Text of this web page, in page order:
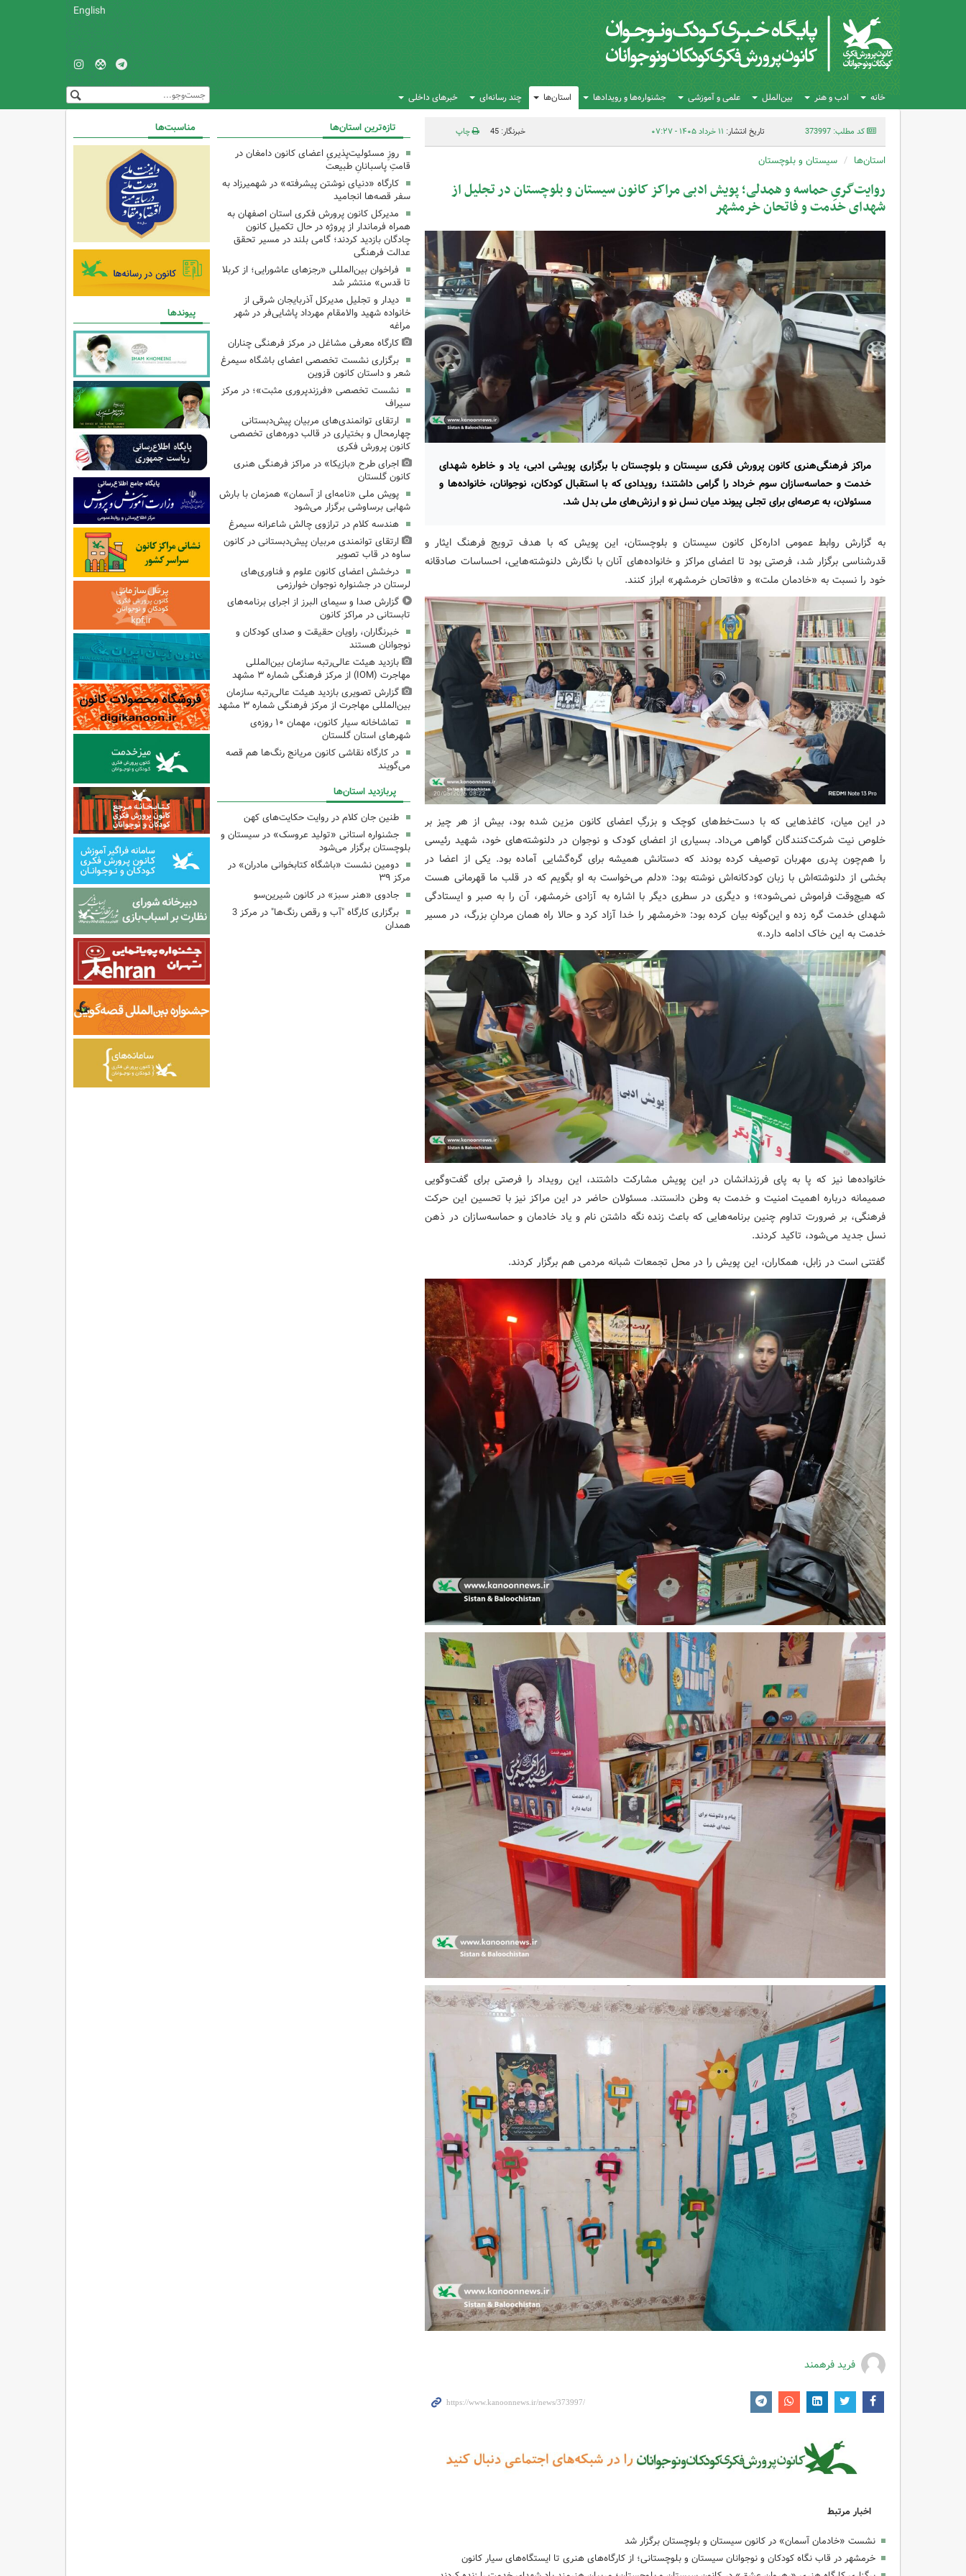
English
خانه ادب و هنر بین‌الملل علمی و آموزشی جشنواره‌ها و رویدادها استان‌ها چند رسانه‌ای خبرهای داخلی
کد مطلب: 373997 تاریخ انتشار: ۱۱ خرداد ۱۴۰۵ - ۰۷:۲۷ خبرنگار: 45 چاپ
استان‌ها سیستان و بلوچستان
روایت‌گریِ حماسه و همدلی؛ پویش ادبی مراکز کانون سیستان و بلوچستان در تجلیل از
شهدای خدمت و فاتحان خرمشهر
مراکز فرهنگی‌هنری کانون پرورش فکری سیستان و بلوچستان با برگزاری پویشی ادبی، یاد و خاطره شهدای
خدمت و حماسه‌سازان سوم خرداد را گرامی داشتند؛ رویدادی که با استقبال کودکان، نوجوانان، خانواده‌ها و
مسئولان، به عرصه‌ای برای تجلی پیوند میان نسل نو و ارزش‌های ملی بدل شد.
به گزارش روابط عمومی اداره‌کل کانون سیستان و بلوچستان، این پویش که با هدف ترویج فرهنگ ایثار و
قدرشناسی برگزار شد، فرصتی بود تا اعضای مراکز و خانواده‌های آنان با نگارش دلنوشته‌هایی، احساسات صادقانه
خود را نسبت به «خادمان ملت» و «فاتحان خرمشهر» ابراز کنند.
در این میان، کاغذهایی که با دست‌خط‌های کوچک و بزرگِ اعضای کانون مزین شده بود، بیش از هر چیز بر
خلوص نیت شرکت‌کنندگان گواهی می‌داد. بسیاری از اعضای کودک و نوجوان در دلنوشته‌های خود، شهید رئیسی
را هم‌چون پدری مهربان توصیف کرده بودند که دستانش همیشه برای گره‌گشایی آماده بود. یکی از اعضا در
بخشی از دلنوشته‌اش با زبان کودکانه‌اش نوشته بود: «دلم می‌خواست به او بگویم که در قلب ما قهرمانی هست
که هیچ‌وقت فراموش نمی‌شود»؛ و دیگری در سطری دیگر با اشاره به آزادی خرمشهر، آن را به صبر و ایستادگی
شهدای خدمت گره زده و این‌گونه بیان کرده بود: «خرمشهر را خدا آزاد کرد و حالا راه همان مردانِ بزرگ، در مسیر
خدمت به این خاک ادامه دارد.»
خانواده‌ها نیز که پا به پای فرزندانشان در این پویش مشارکت داشتند، این رویداد را فرصتی برای گفت‌وگویی
صمیمانه درباره اهمیت امنیت و خدمت به وطن دانستند. مسئولان حاضر در این مراکز نیز با تحسین این حرکت
فرهنگی، بر ضرورت تداوم چنین برنامه‌هایی که باعث زنده نگه داشتن نام و یاد خادمان و حماسه‌سازان در ذهن
نسل جدید می‌شود، تاکید کردند.
گفتنی است در زابل، همکاران، این پویش را در محل تجمعات شبانه مردمی هم برگزار کردند.
فرید فرهمند
اخبار مرتبط
نشست «خادمان آسمان» در کانون سیستان و بلوچستان برگزار شد
خرمشهر در قاب نگاه کودکان و نوجوانان سیستان و بلوچستانی؛ از کارگاه‌های هنری تا ایستگاه‌های سیار کانون
تازه‌ترین استان‌ها
روزِ مسئولیت‌پذیریِ اعضای کانون دامغان در
قامتِ پاسبانانِ طبیعت
کارگاه «دنیای نوشتن پیشرفته» در شهمیرزاد به
سفر قصه‌ها انجامید
مدیرکل کانون پرورش فکری استان اصفهان به
همراه فرماندار از پروژه در حال تکمیل کانون
چادگان بازدید کردند؛ گامی بلند در مسیر تحقق
عدالت فرهنگی
فراخوان بین‌المللی «رجزهای عاشورایی؛ از کربلا
تا قدس» منتشر شد
دیدار و تجلیل مدیرکل آذربایجان شرقی از
خانواده شهید والامقام مهرداد پاشایی‌فر در شهر
مراغه
کارگاه معرفی مشاغل در مرکز فرهنگی چناران
برگزاری نشست تخصصی اعضای باشگاه سیمرغ
شعر و داستان کانون قزوین
نشست تخصصی «فرزندپروری مثبت»؛ در مرکز
سیراف
ارتقای توانمندی‌های مربیان پیش‌دبستانی
چهارمحال و بختیاری در قالب دوره‌های تخصصی
کانون پرورش فکری
اجرای طرح «بازیکا» در مراکز فرهنگی هنری
کانون گلستان
پویش ملی «نامه‌ای از آسمان» همزمان با بارش
شهابی برساوشی برگزار می‌شود
هندسه کلام در ترازوی چالش شاعرانه سیمرغ
ارتقای توانمندی مربیان پیش‌دبستانی در کانون
ساوه در قاب تصویر
درخشش اعضای کانون علوم و فناوری‌های
لرستان در جشنواره نوجوان خوارزمی
گزارش صدا و سیمای البرز از اجرای برنامه‌های
تابستانی در مراکز کانون
خبرنگاران، راویان حقیقت و صدای کودکان و
نوجوانان هستند
بازدید هیئت عالی‌رتبه سازمان بین‌المللی
مهاجرت (IOM) از مرکز فرهنگی شماره ۳ مشهد
گزارش تصویری بازدید هیئت عالی‌رتبه سازمان
بین‌المللی مهاجرت از مرکز فرهنگی شماره ۳ مشهد
تماشاخانه سیار کانون، مهمان ۱۰ روزه‌ی
شهرهای استان گلستان
در کارگاه نقاشی کانون مریانج رنگ‌ها هم قصه
می‌گویند
پربازدید استان‌ها
طنین جان کلام در روایت حکایت‌های کهن
جشنواره استانی «تولید عروسک» در سیستان و
بلوچستان برگزار می‌شود
دومین نشست «باشگاه کتابخوانی مادران» در
مرکز ۳۹
جادوی «هنر سبز» در کانون شیرین‌سو
برگزاری کارگاه "آب و رقص رنگ‌ها" در مرکز 3
همدان
مناسبت‌ها
پیوندها